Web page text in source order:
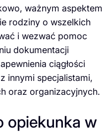
ważnym aspektem
rodziny o wszelkich
i wezwać pomoc
dokumentacji
ciągłości
innymi specjalistami,
oraz organizacyjnych.
opiekunka w